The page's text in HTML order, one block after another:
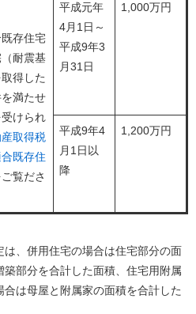
存住宅
耐震基
得した
満たせ
けられ
取得税
既存住
ご覧ださ
平成元年
4月1日～
平成9年3
月31日
1,000万円
平成9年4
月1日以
降
1,200万円
は、併用住宅の場合は住宅部分の面
部分を合計した面積、住宅用附属
は母屋と附属家の面積を合計した